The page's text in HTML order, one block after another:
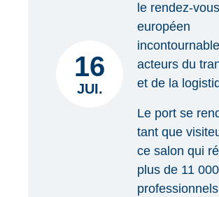
16
JUI.
le rendez-vous
européen
acteurs du
et de la
Le port se
tant que
ce salon qui
plus de 11 000